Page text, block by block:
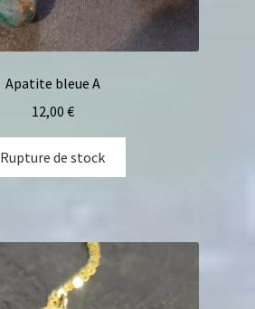
Apatite bleue A
12,00 €
Rupture de stock